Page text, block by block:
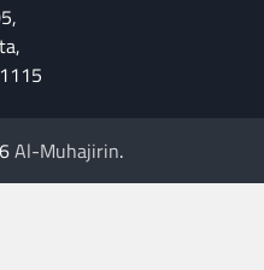
Al-Muhajirin.